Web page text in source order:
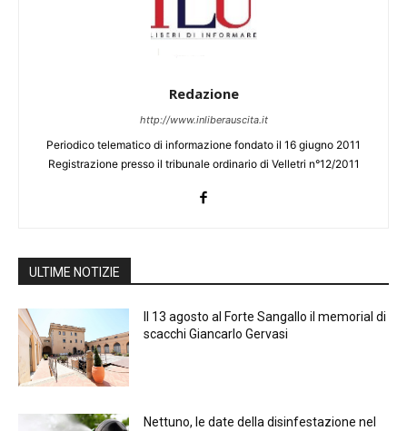
Redazione
http://www.inliberauscita.it
Periodico telematico di informazione fondato il 16 giugno 2011
Registrazione presso il tribunale ordinario di Velletri n°12/2011
ULTIME NOTIZIE
Il 13 agosto al Forte Sangallo il memorial di
scacchi Giancarlo Gervasi
Nettuno, le date della disinfestazione nel